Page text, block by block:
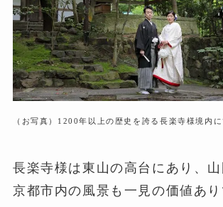
（お写真）1200年以上の歴史を誇る長楽寺様境内
長楽寺様は東山の高台にあり、
京都市内の風景も一見の価値あり